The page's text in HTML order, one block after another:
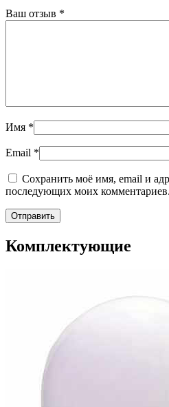
Ваш отзыв *
Имя *
Email *
Сохранить моё имя, email и
последующих моих комментариев.
Комплектующие